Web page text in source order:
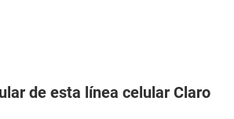
de esta línea celular Claro